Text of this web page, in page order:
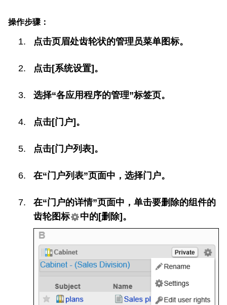
操作步骤：
点击页眉处齿轮状的管理员菜单图标。
点击[系统设置]。
选择“各应用程序的管理”标签页。
点击[门户]。
点击[门户列表]。
在“门户列表”页面中，选择门户。
在“门户的详情”页面中，单击要删除的组件的
齿轮图标
中的[删除]。